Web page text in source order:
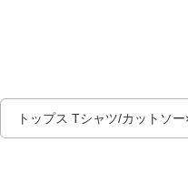
トップス Tシャツ/カットソー